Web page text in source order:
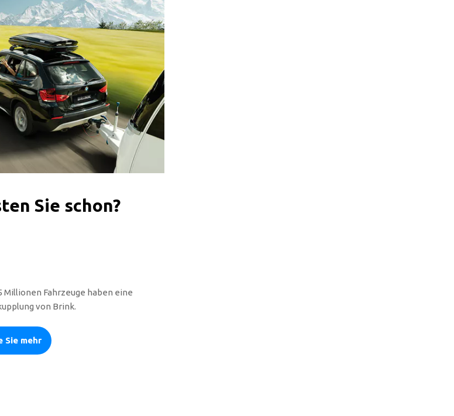
Sie schon?
Millionen Fahrzeuge haben eine
von Brink.
Sie mehr